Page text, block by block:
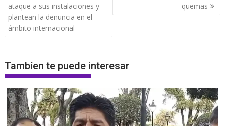
entradas
ataque a sus instalaciones y
plantean la denuncia en el
ámbito internacional
quemas
Tambíen te puede interesar